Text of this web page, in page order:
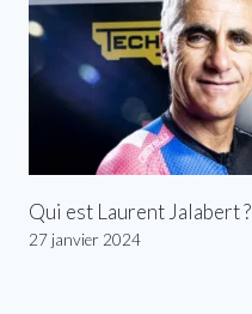
Qui est Laurent Jalabert ?
27 janvier 2024